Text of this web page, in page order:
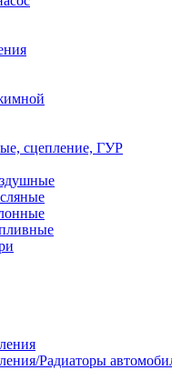
сцепление, ГУР
Радиаторы